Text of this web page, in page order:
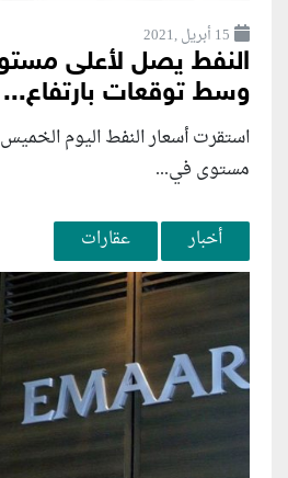
15 أبريل ,2021
النفط يصل لأعلى
وسط توقعات بارتفاع...
استقرت أسعار النفط اليوم
مستوى في...
أخبار عقارات